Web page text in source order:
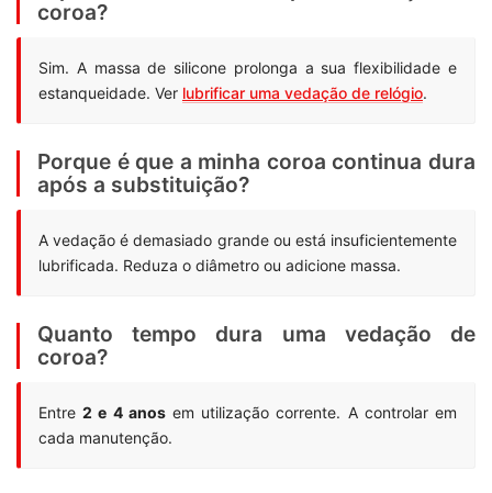
coroa?
Sim. A massa de silicone prolonga a sua flexibilidade e
estanqueidade. Ver lubrificar uma vedação de relógio.
Porque é que a minha coroa continua dura
após a substituição?
A vedação é demasiado grande ou está insuficientemente
lubrificada. Reduza o diâmetro ou adicione massa.
Quanto tempo dura uma vedação de
coroa?
Entre2 e 4 anosem utilização corrente. A controlar em
cada manutenção.